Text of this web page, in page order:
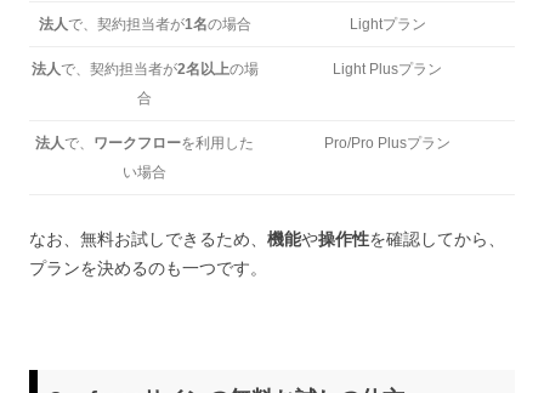
法人で、契約担当者が1名の場合 Lightプラン
法人で、契約担当者が2名以上の場
合
Light Plusプラン
法人で、 ワークフローを利用した
い場合
Pro/Pro Plusプラン
なお、無料お試しできるため、 機能や操作性を確認してから、
プランを決めるのも一つです。